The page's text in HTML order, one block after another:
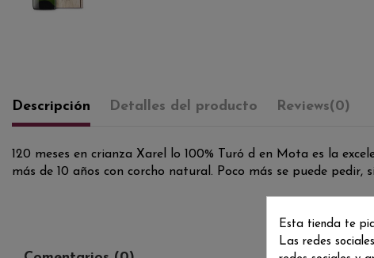
Descripción Detalles del producto Reviews(0)
120 meses en crianza Xarel lo 100% Turó d en Mota es la
más de 10 años con corcho natural. Poco más se puede pedir,
Esta tienda te
Las redes